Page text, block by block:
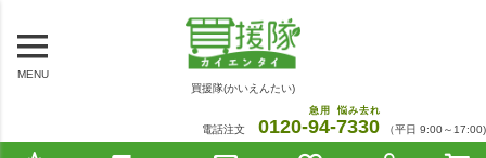
MENU
買援隊(かいえんたい)
電話注文 0120-94
急用
-7330
悩み去れ
（平日 9:00～17:00)